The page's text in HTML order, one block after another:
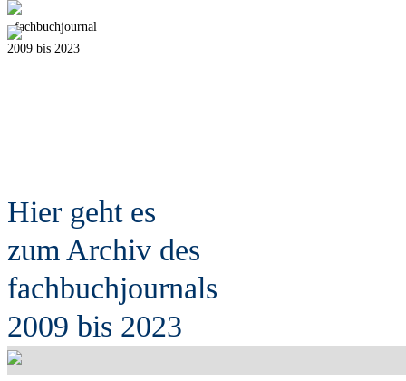
fachbuchjournal
2009 bis 2023
Hier geht es
zum Archiv des
fachbuchjournals
2009 bis 2023